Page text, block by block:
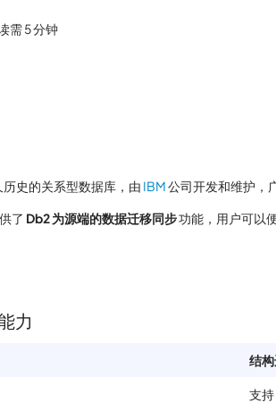
需 5 分钟
史的关系型数据库，由 IBM公司开发和维护，
了 Db2 为源端的数据迁移同步功能，用户可以
力
结
支持